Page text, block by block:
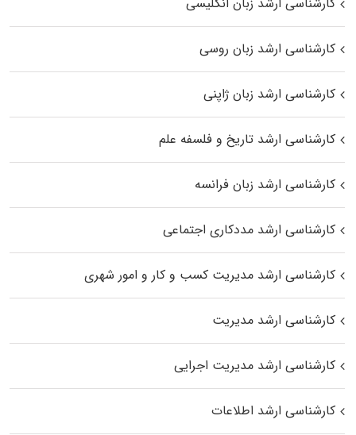
کارشناسی ارشد زبان روسی
کارشناسی ارشد زبان ژاپنی
کارشناسی ارشد تاریخ و فلسفه علم
کارشناسی ارشد زبان فرانسه
کارشناسی ارشد مددکاری اجتماعی
کارشناسی ارشد مدیریت کسب و کار و امور شهری
کارشناسی ارشد مدیریت
کارشناسی ارشد مدیریت اجرایی
کارشناسی ارشد اطلاعات